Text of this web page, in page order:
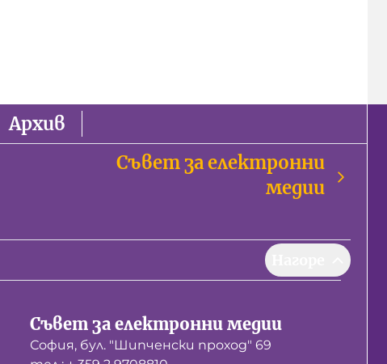
Архив
Съвет за електронни
медии
Съвет за електронни медии
София, бул. "Шипченски проход" 69